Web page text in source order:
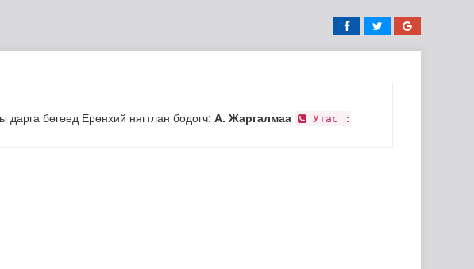
бөгөөд Ерөнхий нягтлан бодогч: А. Жаргалмаа
Утас :